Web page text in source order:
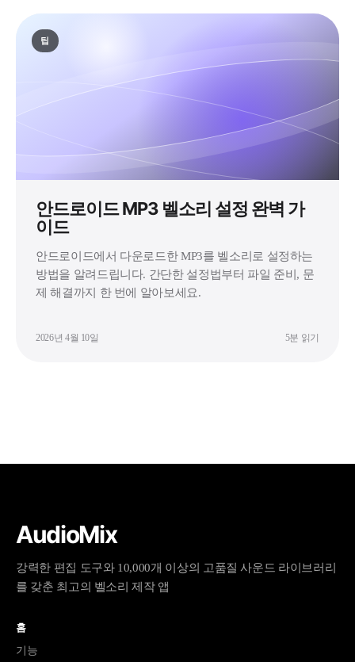
팁
안드로이드 MP3 벨소리 설정 완벽 가
이드
안드로이드에서 다운로드한 MP3를 벨소리로 설정하는
방법을 알려드립니다. 간단한 설정법부터 파일 준비, 문
제 해결까지 한 번에 알아보세요.
2026년 4월 10일 5분 읽기
AudioMix
강력한 편집 도구와 10,000개 이상의 고품질 사운드 라이브러리
를 갖춘 최고의 벨소리 제작 앱
홈
기능